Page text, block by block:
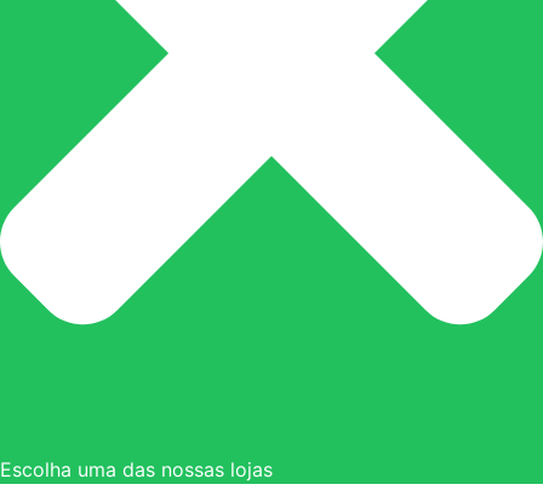
Escolha uma das nossas lojas